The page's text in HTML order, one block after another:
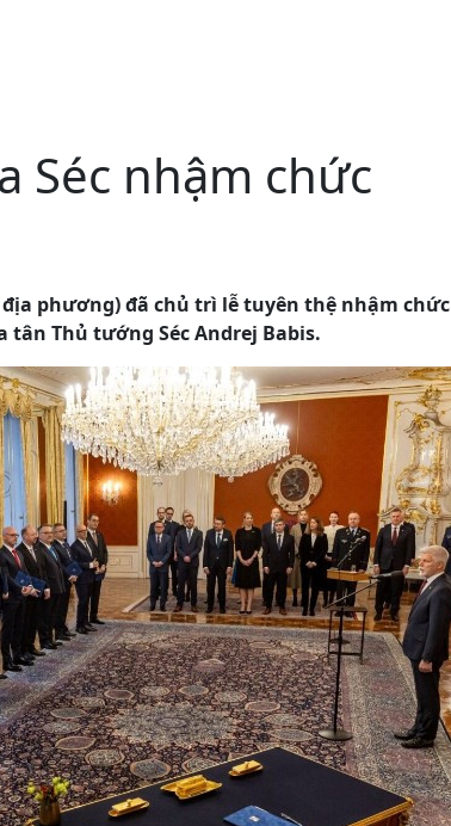
Séc nhậm chức
địa phương) đã chủ trì lễ tuyên thệ nhậm chức
Thủ tướng Séc Andrej Babis.